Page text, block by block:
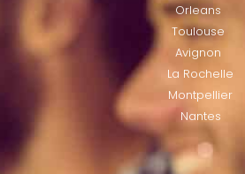
Orleans
Toulouse
Avignon
La Rochelle
Montpellier
Nantes
LOCATIES